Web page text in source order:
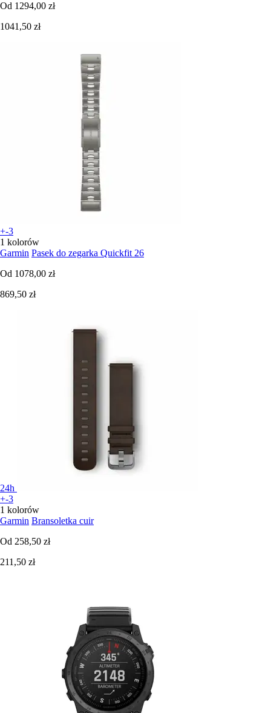
Od 1294,00 zł
1041,50 zł
+-3
1 kolorów
Garmin Pasek do zegarka Quickfit 26
Od 1078,00 zł
869,50 zł
24h
+-3
1 kolorów
Garmin Bransoletka cuir
Od 258,50 zł
211,50 zł